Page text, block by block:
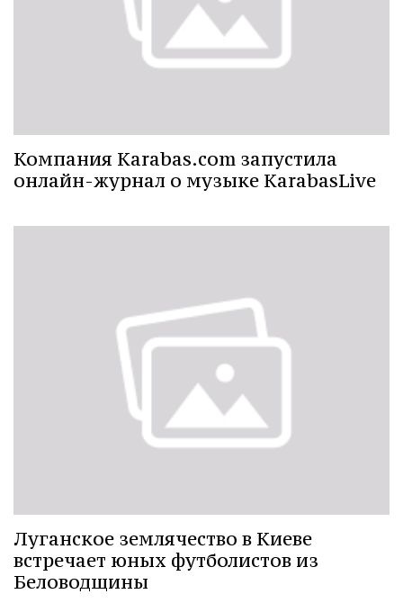
Компания Karabas.com запустила
онлайн-журнал о музыке KarabasLive
Луганское землячество в Киеве
встречает юных футболистов из
Беловодщины